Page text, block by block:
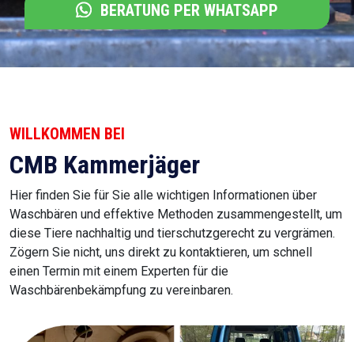
BERATUNG PER WHATSAPP
WILLKOMMEN BEI
CMB Kammerjäger
Hier finden Sie für Sie alle wichtigen Informationen über
Waschbären und effektive Methoden zusammengestellt, um
diese Tiere nachhaltig und tierschutzgerecht zu vergrämen.
Zögern Sie nicht, uns direkt zu kontaktieren, um schnell
einen Termin mit einem Experten für die
Waschbärenbekämpfung zu vereinbaren.